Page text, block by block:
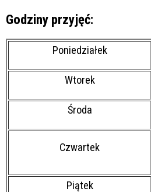
Godziny przyjęć:
Poniedziałek
Wtorek
Środa
Czwartek
Piątek